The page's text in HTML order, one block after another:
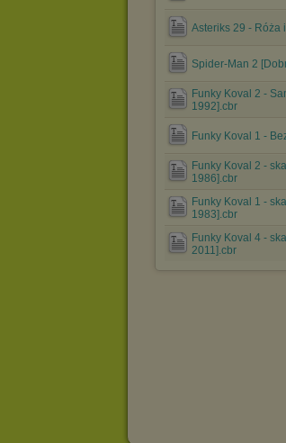
Asteriks 29 - Róża
Spider-Man 2
Funky Koval 2 -
1992].cbr
Funky Koval 1 -
Funky Koval 2 -
1986].cbr
Funky Koval 1 -
1983].cbr
Funky Koval 4 -
2011].cbr